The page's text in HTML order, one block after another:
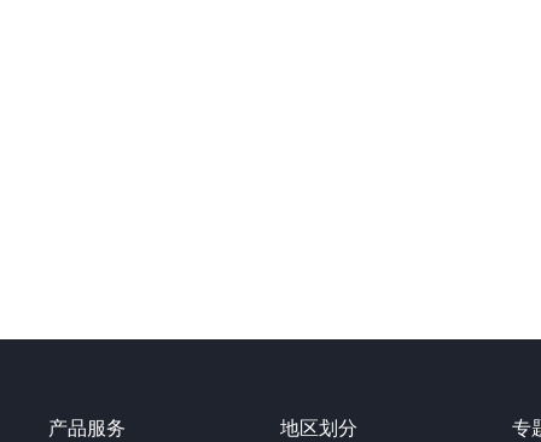
产品服务 地区划分 专